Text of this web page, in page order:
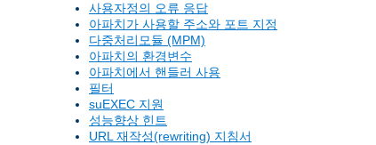
사용자정의 오류 응답
아파치가 사용할 주소와 포트 지정
다중처리모듈 (MPM)
아파치의 환경변수
아파치에서 핸들러 사용
필터
suEXEC 지원
성능향상 힌트
URL 재작성(rewriting) 지침서